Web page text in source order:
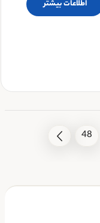
اطلاعات بیشتر
48